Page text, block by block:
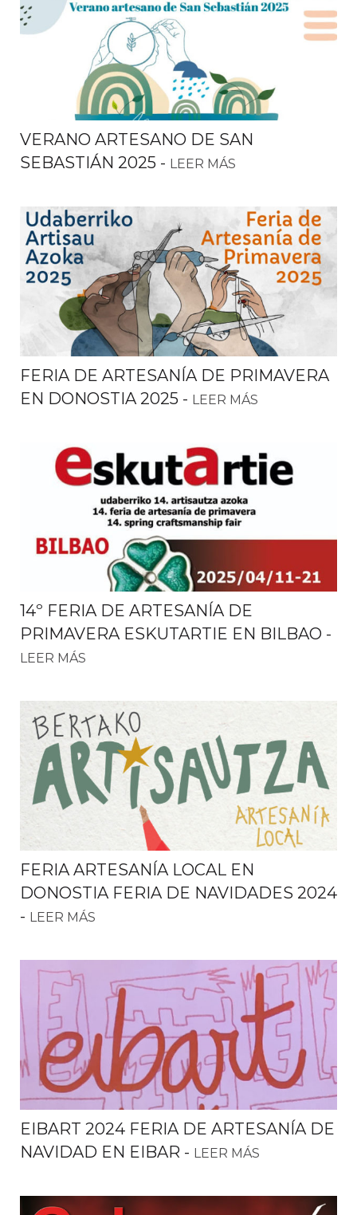
VERANO ARTESANO DE SAN
SEBASTIÁN 2025 - LEER MÁS
FERIA DE ARTESANÍA DE PRIMAVERA
EN DONOSTIA 2025 - LEER MÁS
14º FERIA DE ARTESANÍA DE
PRIMAVERA ESKUTARTIE EN BILBAO -
LEER MÁS
FERIA ARTESANÍA LOCAL EN
DONOSTIA FERIA DE NAVIDADES 2024
- LEER MÁS
EIBART 2024 FERIA DE ARTESANÍA DE
NAVIDAD EN EIBAR - LEER MÁS